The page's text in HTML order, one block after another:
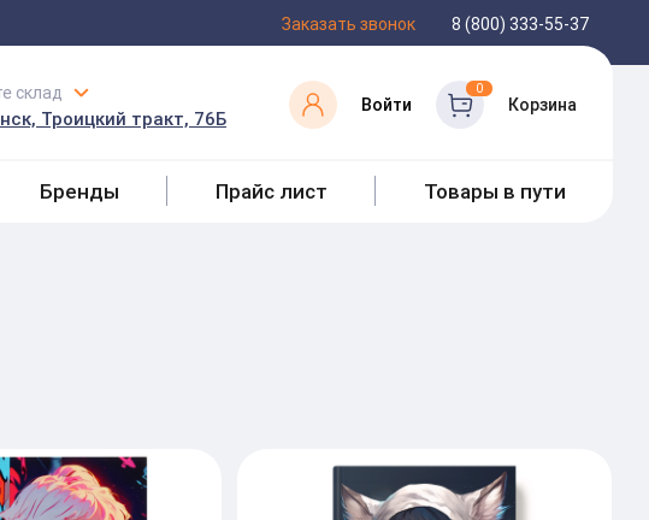
Заказать звонок 8 (800) 333-55-37
склад
Троицкий тракт, 76Б
Войти
0
Корзина
Бренды Прайс лист Товары в пути